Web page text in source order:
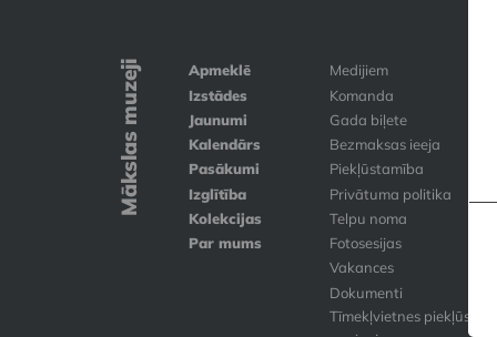
Mākslas muzeji
Apmeklē
Izstādes
Jaunumi
Kalendārs
Pasākumi
Izglītība
Kolekcijas
Par mums
Medijiem
Komanda
Gada biļete
Bezmaksas ieeja
Piekļūstamība
Privātuma politika
Telpu noma
Fotosesijas
Vakances
Dokumenti
Tīmekļvietnes